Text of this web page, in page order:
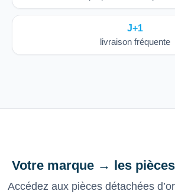
J+1
livraison fréquente
Votre marque → les
Accédez aux pièces détachées